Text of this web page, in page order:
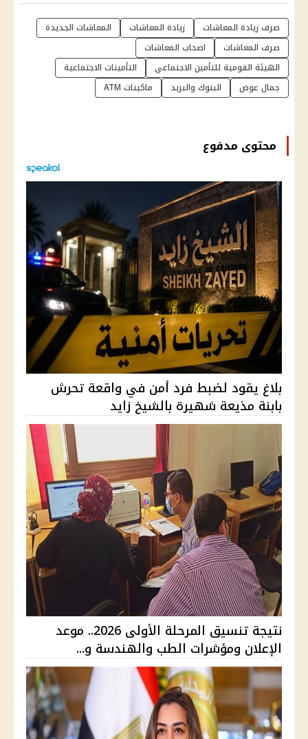
صرف زيادة المعاشات زيادة المعاشات
المعاشات الجديدة
صرف المعاشات
اصحاب المعاشات
الهيئة القومية للتأمين الاجتماعي
التأمينات الاجتماعية
جمال عوض
البنوك والبريد ماكينات ATM
محتوى مدفوع
بلاغ يقود لضبط فرد أمن في واقعة تحرش
بابنة مذيعة شهيرة بالشيخ زايد
نتيجة تنسيق المرحلة الأولى 2026.. موعد
الإعلان ومؤشرات الطب والهندسة و...